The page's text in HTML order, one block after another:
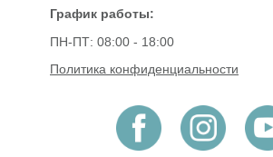
График работы:
ПН-ПТ: 08:00 - 18:00
Политика конфиденциальности